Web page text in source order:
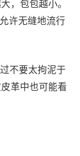
，包包越小。
许无缝地流行
不要太拘泥于
革中也可能看